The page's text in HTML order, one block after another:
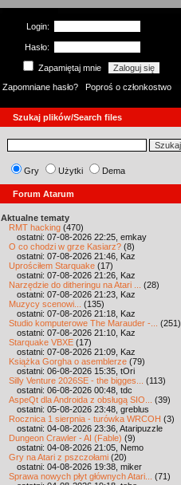
Login:
Hasło:
Zapamiętaj mnie
Zapomniane hasło?
Poproś o członkostwo
Szukaj plików/Search files
Gry Użytki Dema
Forum Atarum
Aktualne tematy
RMT hacking (470)
ostatni: 07-08-2026 22:25, emkay
O co chodzi w grze Kasiarz? (8)
ostatni: 07-08-2026 21:46, Kaz
Uprościłem Starquake (17)
ostatni: 07-08-2026 21:26, Kaz
Narzędzie do ditheringu na Atari ...
(28)
ostatni: 07-08-2026 21:23, Kaz
Muzycy scenowi...
(135)
ostatni: 07-08-2026 21:18, Kaz
Studio komputerowe The Marauder -...
(251)
ostatni: 07-08-2026 21:10, Kaz
Starquake VBXE (17)
ostatni: 07-08-2026 21:09, Kaz
Książka Gorgha o asemblerze (79)
ostatni: 06-08-2026 15:35, tOri
Silly Venture 2026SE - the bigges...
(113)
ostatni: 06-08-2026 00:48, tdc
AspeQt dla Androida z obsługą SIO...
(39)
ostatni: 05-08-2026 23:48, greblus
Rocznica 1 sierpnia - turówka WRCOH (3)
ostatni: 04-08-2026 23:36, Ataripuzzle
Dungeon Crawler - AI (Fable) (9)
ostatni: 04-08-2026 21:05, Nemo
Gry na Atari z pszczołami (20)
ostatni: 04-08-2026 19:38, miker
Sprawa nowych płyt głównych Atari...
(71)